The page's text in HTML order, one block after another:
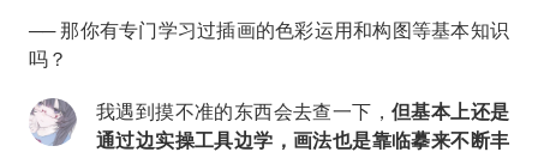
── 那你有专门学习过插画的色彩运用和构图等基本知识
吗？
我遇到摸不准的东西会去查一下， 但基本上还是
通过边实操工具边学，画法也是靠临摹来不断丰